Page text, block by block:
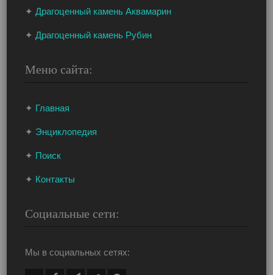
✦Драгоценный камень Аквамарин
✦Драгоценный камень Рубин
Меню сайта:
✦ Главная
✦ Энциклопедия
✦ Поиск
✦ Контакты
Социальные сети:
Мы в социальных сетях: